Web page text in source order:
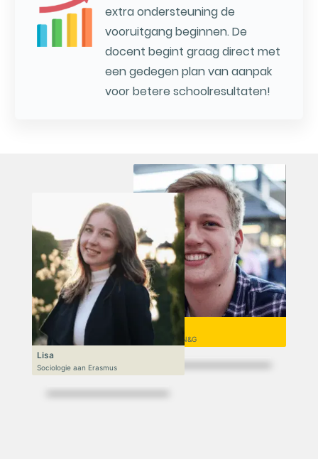
extra ondersteuning de
vooruitgang beginnen. De
docent begint graag direct met
een gedegen plan van aanpak
voor betere schoolresultaten!
Niek
VWO 6, N&T/N&G
Lisa
Sociologie aan Erasmus